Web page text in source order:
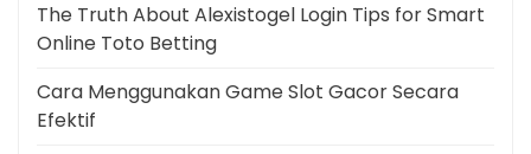
The Truth About Alexistogel Login Tips for Smart
Online Toto Betting
Cara Menggunakan Game Slot Gacor Secara
Efektif